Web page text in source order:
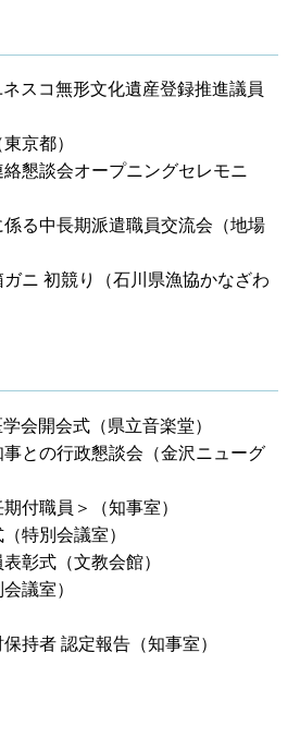
スコ無形文化遺産登録推進議員
京都）
懇談会オープニングセレモニ
る中長期派遣職員交流会（地場
ニ 初競り（石川県漁協かなざわ
会開会式（県立音楽堂）
との行政懇談会（金沢ニューグ
付職員＞（知事室）
特別会議室）
彰式（文教会館）
議室）
持者 認定報告（知事室）